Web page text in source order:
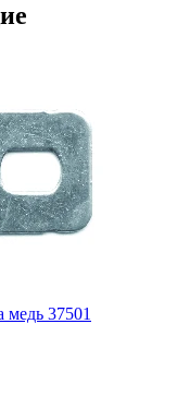
мeдь 37501